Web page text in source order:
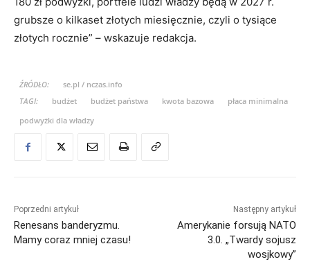
grubsze o kilkaset złotych miesięcznie, czyli o tysiące
złotych rocznie” – wskazuje redakcja.
ŹRÓDŁO:
se.pl / nczas.info
TAGI:
budżet budżet państwa kwota bazowa
płaca minimalna
podwyżki dla władzy
Poprzedni artykuł
Renesans banderyzmu.
Mamy coraz mniej czasu!
Następny artykuł
Amerykanie forsują NATO
3.0. „Twardy sojusz
wosjkowy”